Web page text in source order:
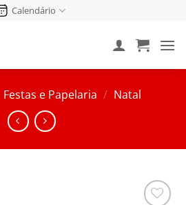
Calendário
Festas e Papelaria / Natal